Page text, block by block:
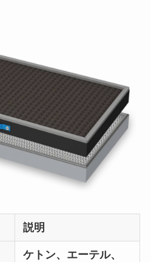
説明
ケトン、エーテル、